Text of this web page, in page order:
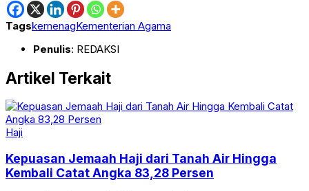
TagskemenagKementerian Agama
Penulis: REDAKSI
Artikel Terkait
Haji
Kepuasan Jemaah Haji dari Tanah Air Hingga
Kembali Catat Angka 83,28 Persen